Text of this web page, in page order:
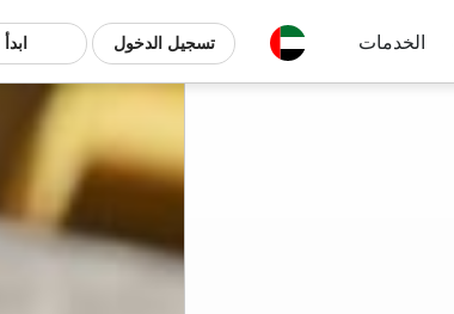
الخدمات تسجيل الدخول ابدأ